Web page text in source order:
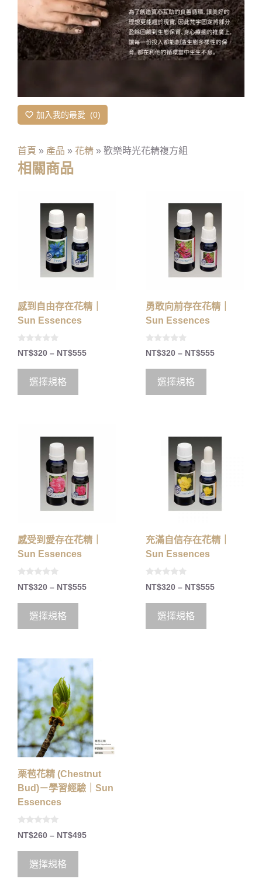
加入我的最愛 0
首頁 » 產品 » 花精 » 歡樂時光花精複方組
相關商品
感到自由存在花精｜
Sun Essences
0
o
5
NT$320 – NT$555
選擇規格
勇敢向前存在花精｜
Sun Essences
0
o
5
NT$320 – NT$555
選擇規格
感受到愛存在花精｜
Sun Essences
0
o
t
5
NT$320 – NT$555
選擇規格
充滿自信存在花精｜
Sun Essences
0
o
t
5
NT$320 – NT$555
選擇規格
栗苞花精 (Chestnut
Bud)－學習經驗｜Sun
Essences
0
o
t
5
NT$260 – NT$495
選擇規格